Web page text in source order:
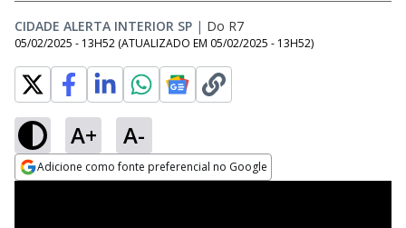
CIDADE ALERTA INTERIOR SP | Do R7
05/02/2025 - 13H52 (ATUALIZADO EM 05/02/2025 - 13H52)
A+ A-
Adicione como fonte preferencial no Google